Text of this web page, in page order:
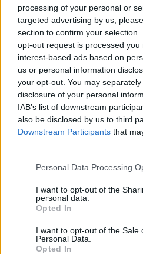
processing of your personal or
targeted advertising by us,
section to confirm your
opt-out request is processed you
interest-based ads based on
us or personal information
your opt-out. You may
disclosure of your personal
IAB’s list of downstream
also be disclosed by us to third
Downstream Participants that
Please note that this website/
not limited to your visit or usage
grant or deny consent to Google
use your data for below
consent section.
Personal Data Processing
I want to opt-out of the
personal data.
Opted In
I want to opt-out of the Sale
Personal Data.
Opted In
Multe ai genitori per i
Bolzano
Paolo Mariani · 4 Ago 2026